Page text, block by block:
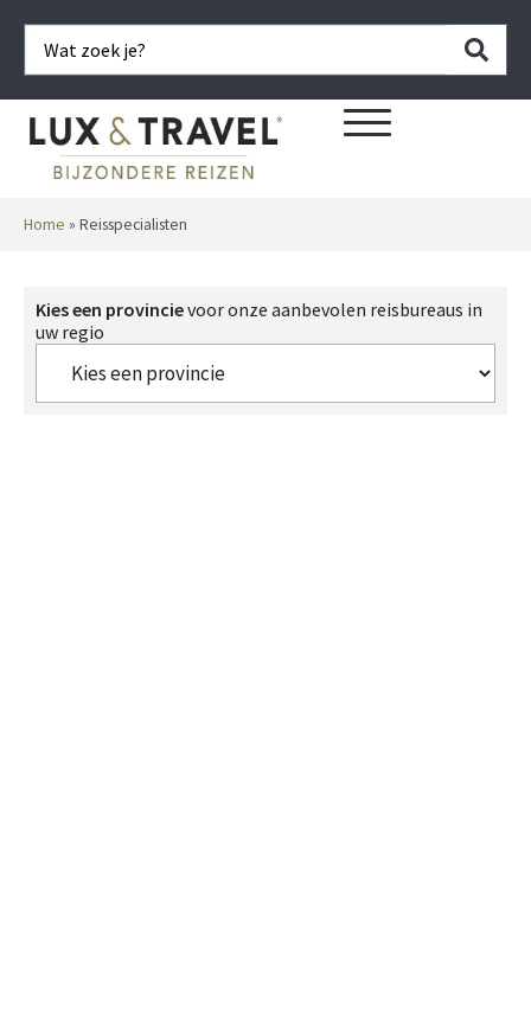
Home » Reisspecialisten
Kies een provincievoor onze aanbevolen reisbureaus in
uw regio